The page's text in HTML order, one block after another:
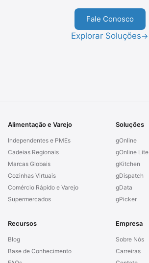
Fale Conosco
Explorar Soluções→
Alimentação e Varejo
Independentes e PMEs
Cadeias Regionais
Marcas Globais
Cozinhas Virtuais
Comércio Rápido e Varejo
Supermercados
Soluções
gOnline
gOnline Lite
gKitchen
gDispatch
gData
gPicker
Recursos
Blog
Base de Conhecimento
Empresa
Sobre Nós
Carreiras